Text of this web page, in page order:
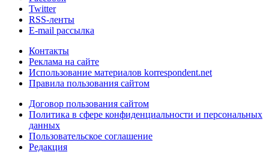
Twitter
RSS-ленты
E-mail рассылка
Контакты
Реклама на сайте
Использование материалов korrespondent.net
Правила пользования сайтом
Договор пользования сайтом
Политика в сфере конфиденциальности и персональных
данных
Пользовательское соглашение
Редакция